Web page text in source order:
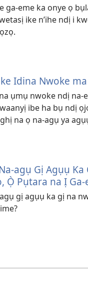
ga-eme ka onye ọ
ike n’ihe ndị i
Idina Nwoke
ụmụ nwoke ndị
ibe ha bụ ndị
na ọ na-agụ ya
agụ Gị Agụụ
Ọ̀ Pụtara na Ị
gị agụụ ka gị na